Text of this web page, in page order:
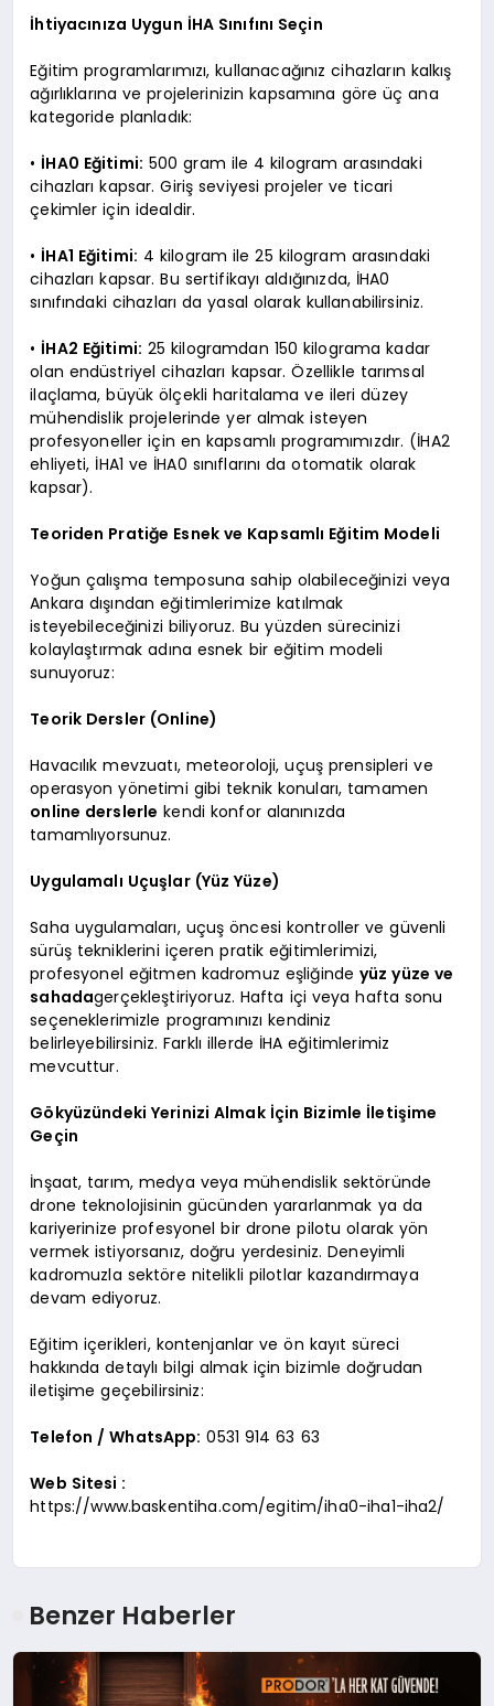
İhtiyacınıza Uygun İHA Sınıfını Seçin
Eğitim programlarımızı, kullanacağınız cihazların kalkış
ağırlıklarına ve projelerinizin kapsamına göre üç ana
kategoride planladık:
• İHA0 Eğitimi: 500 gram ile 4 kilogram arasındaki
cihazları kapsar. Giriş seviyesi projeler ve ticari
çekimler için idealdir.
• İHA1 Eğitimi: 4 kilogram ile 25 kilogram arasındaki
cihazları kapsar. Bu sertifikayı aldığınızda, İHA0
sınıfındaki cihazları da yasal olarak kullanabilirsiniz.
• İHA2 Eğitimi: 25 kilogramdan 150 kilograma kadar
olan endüstriyel cihazları kapsar. Özellikle tarımsal
ilaçlama, büyük ölçekli haritalama ve ileri düzey
mühendislik projelerinde yer almak isteyen
profesyoneller için en kapsamlı programımızdır. (İHA2
ehliyeti, İHA1 ve İHA0 sınıflarını da otomatik olarak
kapsar).
Teoriden Pratiğe Esnek ve Kapsamlı Eğitim Modeli
Yoğun çalışma temposuna sahip olabileceğinizi veya
Ankara dışından eğitimlerimize katılmak
isteyebileceğinizi biliyoruz. Bu yüzden sürecinizi
kolaylaştırmak adına esnek bir eğitim modeli
sunuyoruz:
Teorik Dersler (Online)
Havacılık mevzuatı, meteoroloji, uçuş prensipleri ve
operasyon yönetimi gibi teknik konuları, tamamen
online derslerle kendi konfor alanınızda
tamamlıyorsunuz.
Uygulamalı Uçuşlar (Yüz Yüze)
Saha uygulamaları, uçuş öncesi kontroller ve güvenli
sürüş tekniklerini içeren pratik eğitimlerimizi,
profesyonel eğitmen kadromuz eşliğindeyüz yüze ve
sahadagerçekleştiriyoruz. Hafta içi veya hafta sonu
seçeneklerimizle programınızı kendiniz
belirleyebilirsiniz. Farklı illerde İHA eğitimlerimiz
mevcuttur.
Gökyüzündeki Yerinizi Almak İçin Bizimle İletişime
Geçin
İnşaat, tarım, medya veya mühendislik sektöründe
drone teknolojisinin gücünden yararlanmak ya da
kariyerinize profesyonel bir drone pilotu olarak yön
vermek istiyorsanız, doğru yerdesiniz. Deneyimli
kadromuzla sektöre nitelikli pilotlar kazandırmaya
devam ediyoruz.
Eğitim içerikleri, kontenjanlar ve ön kayıt süreci
hakkında detaylı bilgi almak için bizimle doğrudan
iletişime geçebilirsiniz:
Telefon / WhatsApp: 0531 914 63 63
Web Sitesi :
https://www.baskentiha.com/egitim/iha0-iha1-iha2/
Benzer Haberler